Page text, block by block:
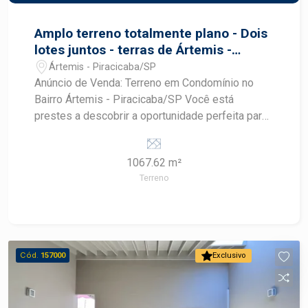
Amplo terreno totalmente plano - Dois
lotes juntos - terras de Ártemis -
piracicaba
Ártemis - Piracicaba/SP
Anúncio de Venda: Terreno em Condomínio no
Bairro Ártemis - Piracicaba/SP Você está
prestes a descobrir a oportunidade perfeita para
Apresentamos um excepcional terreno à venda
no charmoso bairro Ártemis, em Piracicaba/SP.
Características do Imóvel: - Localização: Bairro
do Terreno: 1.067,62 m², oferecendo amplo
espaço para a construção de uma residência
espaçosa, jardins e áreas de lazer. - Condomínio:
O terreno está localizado em um condomínio
1067.62 m²
Terreno
Exclusivo
Cód. 157000